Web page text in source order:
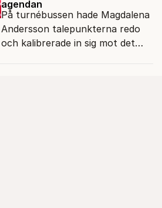
agendan
På turnébussen hade Magdalena
Andersson talepunkterna redo
och kalibrerade in sig mot det